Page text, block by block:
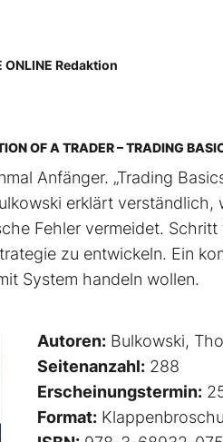
ONLINE Redaktion
OF A TRADER – TRADING
Anfänger. „Trading
erklärt
Fehler vermeidet.
zu entwickeln. Ein
System handeln wollen.
Autoren: Bulkowski,
Seitenanzahl: 288
Erscheinungstermin:
Format: